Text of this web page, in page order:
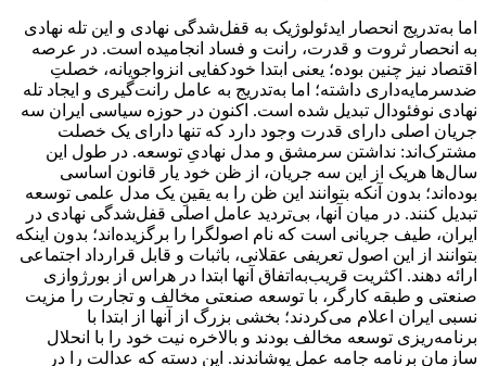
اما به‌تدریج انحصار ایدئولوژیک به قفل‌شدگی نهادی و این تله نهادی
به انحصار ثروت و قدرت، رانت و فساد ‌انجامیده است. در عرصه
اقتصاد نیز چنین بوده؛ یعنی ابتدا خودکفایی انزواجویانه، خصلتِ
ضدسرمایه‌داری داشته؛ اما به‌تدریج به عامل رانت‌گیری و ایجاد تله
نهادی نوفئودال تبدیل شده است. اکنون در حوزه سیاسی ایران سه
جریان اصلی دارای قدرت وجود دارد که تنها دارای یک خصلت
مشترک‌اند: نداشتن سرمشق و مدل نهادیِ توسعه. در طول این
سال‌ها هریک از این سه جریان، از ظن خود یار قانون اساسی
بوده‌اند؛ بدون آنکه بتوانند این ظن را به یقینِ یک مدل علمی توسعه
تبدیل کنند. در میان آنها، بی‌تردید عامل اصلی قفل‌شدگی نهادی در
ایران، طیف جریانی است که نام اصولگرا را برگزیده‌اند؛ بدون اینکه
بتوانند از این اصول تعریفی عقلانی، با‌ثبات و قابل قرارداد اجتماعی
ارائه دهند. اکثریت قریب‌به‌اتفاق آنها ابتدا در هراس از بورژوازی
صنعتی و طبقه کارگر، با توسعه صنعتی مخالف و تجارت را مزیت
نسبی ایران اعلام می‌کردند؛ بخشی بزرگ از آنها از ابتدا با
برنامه‌ریزی توسعه مخالف بودند و بالاخره نیت خود را با انحلال
سازمان برنامه جامه عمل پوشاندند. این دسته که عدالت را در